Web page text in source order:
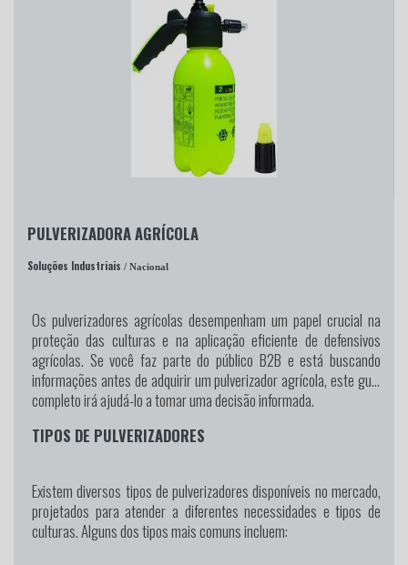
PULVERIZADORA AGRÍCOLA
Soluções Industriais / Nacional
Os pulverizadores agrícolas desempenham um papel crucial na
proteção das culturas e na aplicação eficiente de defensivos
agrícolas. Se você faz parte do público B2B e está buscando
informações antes de adquirir um pulverizador agrícola, este guia
completo irá ajudá-lo a tomar uma decisão informada.
TIPOS DE PULVERIZADORES
Existem diversos tipos de pulverizadores disponíveis no mercado,
projetados para atender a diferentes necessidades e tipos de
culturas. Alguns dos tipos mais comuns incluem: